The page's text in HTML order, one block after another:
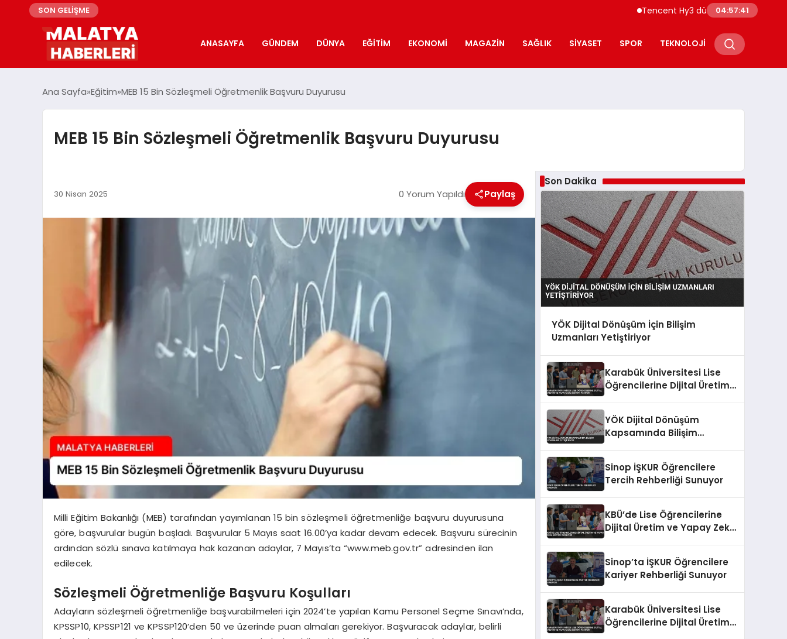
SON GELİŞME Tencent Hy3 dünya genelinde kullanıma
04:57:42
ANASAYFA GÜNDEM DÜNYA EĞITIM EKONOMI MAGAZIN SAĞLIK SIYASET SPOR TEKNOLOJI
Ana Sayfa Eğitim MEB 15 Bin Sözleşmeli Öğretmenlik Başvuru Duyurusu
MEB 15 Bin Sözleşmeli Öğretmenlik Başvuru Duyurusu
30 Nisan 2025 0 Yorum Yapıldı Paylaş
Milli Eğitim Bakanlığı (MEB) tarafından yayımlanan 15 bin sözleşmeli öğretmenliğe başvuru duyurusuna
göre, başvurular bugün başladı. Başvurular 5 Mayıs saat 16.00’ya kadar devam edecek. Başvuru sürecinin
ardından sözlü sınava katılmaya hak kazanan adaylar, 7 Mayıs’ta “www.meb.gov.tr” adresinden ilan
edilecek.
Sözleşmeli Öğretmenliğe Başvuru Koşulları
Adayların sözleşmeli öğretmenliğe başvurabilmeleri için 2024’te yapılan Kamu Personel Seçme Sınavı’nda,
KPSSP10, KPSSP121 ve KPSSP120’den 50 ve üzerinde puan almaları gerekiyor. Başvuracak adaylar, belirli
Son Dakika
YÖK Dijital Dönüşüm İçin Bilişim
Uzmanları Yetiştiriyor
Karabük Üniversitesi Lise
Öğrencilerine Dijital Üretim
YÖK Dijital Dönüşüm
Kapsamında Bilişim
Sinop İŞKUR Öğrencilere
Tercih Rehberliği Sunuyor
KBÜ’de Lise Öğrencilerine
Dijital Üretim ve Yapay Zeka
Sinop’ta İŞKUR Öğrencilere
Kariyer Rehberliği Sunuyor
Karabük Üniversitesi Lise
Öğrencilerine Dijital Üretim